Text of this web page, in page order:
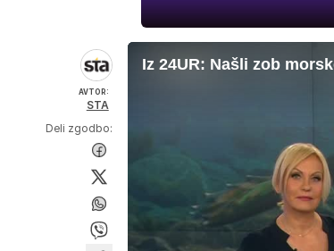
AVTOR:
STA
Deli zgodbo:
Iz 24UR: Našli zob